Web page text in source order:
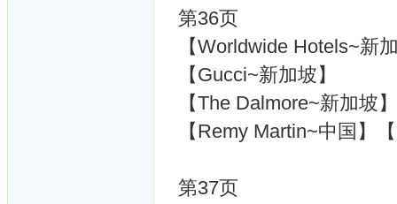
第36页
【Worldwide Hotels~新
【Gucci~新加坡】
【The Dalmore~新加坡
【Remy Martin~中国】
第37页